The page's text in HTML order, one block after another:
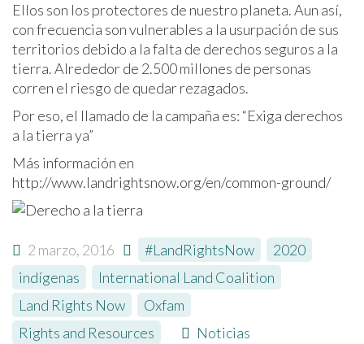
Ellos son los protectores de nuestro planeta. Aun así,
con frecuencia son vulnerables a la usurpación de sus
territorios debido a la falta de derechos seguros a la
tierra. Alrededor de 2.500 millones de personas
corren el riesgo de quedar rezagados.
Por eso, el llamado de la campaña es: “Exiga derechos
a la tierra ya”
Más información en
http://www.landrightsnow.org/en/common-ground/
2 marzo, 2016 #LandRightsNow 2020
indígenas
International Land Coalition
Land Rights Now
Oxfam
Rights and Resources
Noticias